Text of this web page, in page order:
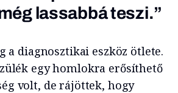
lassabbá teszi.”
a diagnosztikai eszköz ötlete.
egy homlokra erősíthető
volt, de rájöttek, hogy